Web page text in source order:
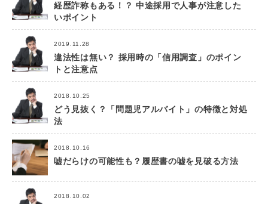
経歴詐称もある！？ 中途採用で人事が注意した
いポイント
2019.11.28
違法性は無い？ 採用時の「信用調査」のポイン
トと注意点
2018.10.25
どう見抜く？「問題児アルバイト」の特徴と対処
法
2018.10.16
嘘だらけの可能性も？履歴書の嘘を見破る方法
2018.10.02